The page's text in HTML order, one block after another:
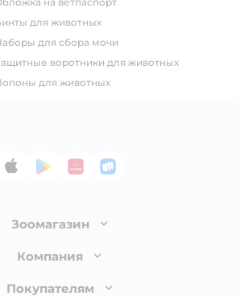
Бинты для животных
Наборы для сбора мочи
Защитные воротники для животных
Попоны для животных
App StoreGoogle Play
AppGallery
RuStore
Зоомагазин
Лицензия
Компания
О компании
Покупателям